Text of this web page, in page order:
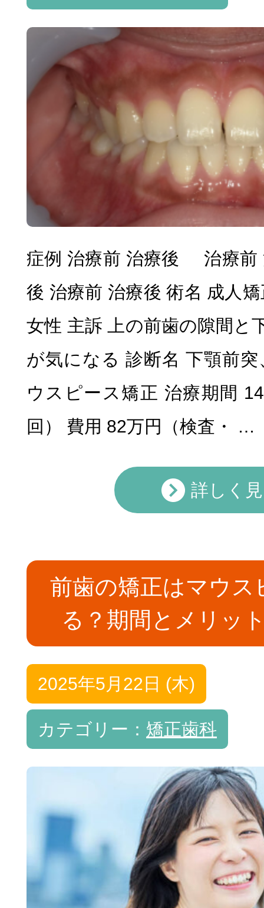
症例 治療前 治療後 治療前
後 治療前 治療後 術名 成人
女性 主訴 上の前歯の隙間と
が気になる 診断名 下顎前
ウスピース矯正 治療期間
回） 費用 82万円（検査・ …
詳しく
前歯の矯正はマウス
る？期間とメリッ
2025年5月22日 (木)
カテゴリー： 矯正歯科